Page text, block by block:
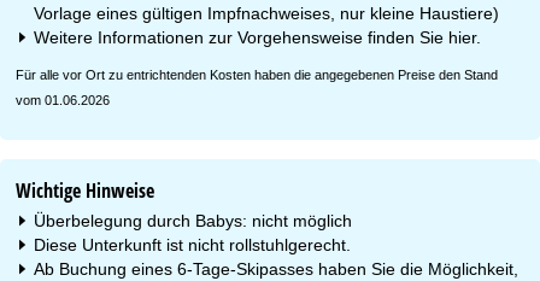
Vorlage eines gültigen Impfnachweises, nur kleine Haustiere)
Weitere Informationen zur Vorgehensweise finden Sie hier.
Für alle vor Ort zu entrichtenden Kosten haben die angegebenen Preise den Stand
vom 01.06.2026
Wichtige Hinweise
Überbelegung durch Babys: nicht möglich
Diese Unterkunft ist nicht rollstuhlgerecht.
Ab Buchung eines 6-Tage-Skipasses haben Sie die Möglichkeit,